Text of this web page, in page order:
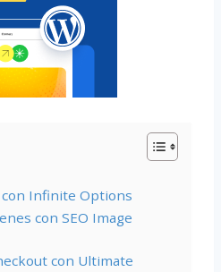
con Infinite Options
con SEO Image
con Ultimate